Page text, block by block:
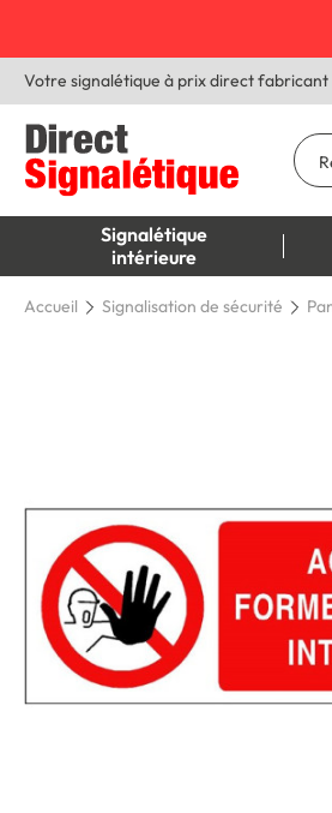
Votre signalétique à prix direct fabricant
Signalétique
intérieure
Accueil Signalisation de sécurité